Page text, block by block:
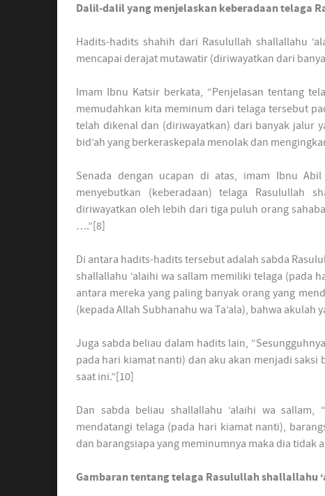
Dalil-dalil yang menjelaskan keberadaan telaga
Hadits-hadits shahih dari Rasulullah shallallahu
mencapai derajat mutawatir (diriwayatkan dari
Imam Ibnu Katsir berkata, “Penjelasan tentang
memudahkan kita meminum dari telaga tersebut
telah dikenal dan (diriwayatkan) dari banyak jalur
bid’ah yang berkeraskepala menolak dan
Senada dengan ucapan di atas, imam Ibnu Abil
menyebutkan (keberadaan) telaga Rasulullah
diriwayatkan oleh lebih dari tiga puluh orang
….”[8]
Di antara hadits-hadits tersebut adalah sabda
shallallahu ‘alaihi wa sallam memiliki telaga (pada
antara mereka yang paling banyak orang yang
(kepada Allah Subhanahu wa Ta’ala), bahwa
Juga sabda beliau dalam hadits lain,
pada hari kiamat nanti) dan aku akan menjadi
saat ini.”[10]
Dan sabda beliau shallallahu ‘alaihi wa
mendatangi telaga (pada hari kiamat nanti),
dan barangsiapa yang meminumnya maka dia tidak
Gambaran tentang telaga Rasulullah shallallahu